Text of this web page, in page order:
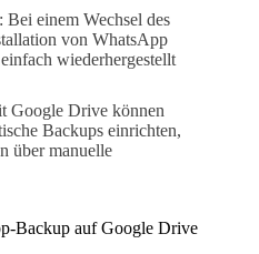
: Bei einem Wechsel des
von WhatsApp
wiederhergestellt
Google Drive können
Backups einrichten,
über manuelle
Backup auf Google Drive